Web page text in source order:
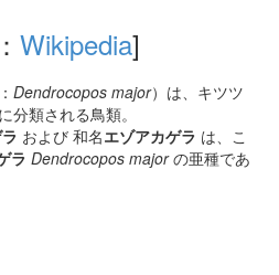
Wikipedia]
Dendrocopos major）は、キツツ
分類される鳥類。
および 和名エゾアカゲラ は、こ
ラ Dendrocopos majorの亜種であ